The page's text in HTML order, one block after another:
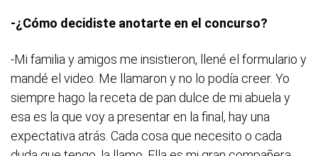
-¿Cómo decidiste anotarte en el concurso?
-Mi familia y amigos me insistieron, llené el formulario y
mandé el video. Me llamaron y no lo podía creer. Yo
siempre hago la receta de pan dulce de mi abuela y
esa es la que voy a presentar en la final, hay una
expectativa atrás. Cada cosa que necesito o cada